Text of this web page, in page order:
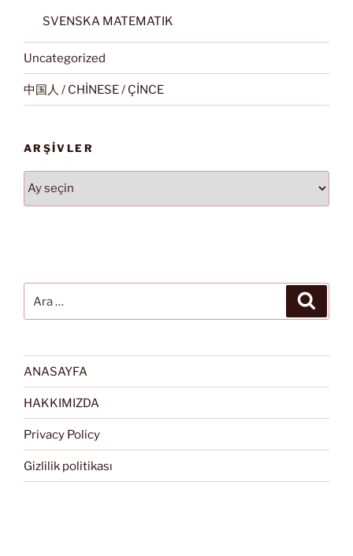
SVENSKA MATEMATIK
Uncategorized
中国人 / CHİNESE / ÇİNCE
ARŞIVLER
Arşivler
ANASAYFA
HAKKIMIZDA
Privacy Policy
Gizlilik politikası